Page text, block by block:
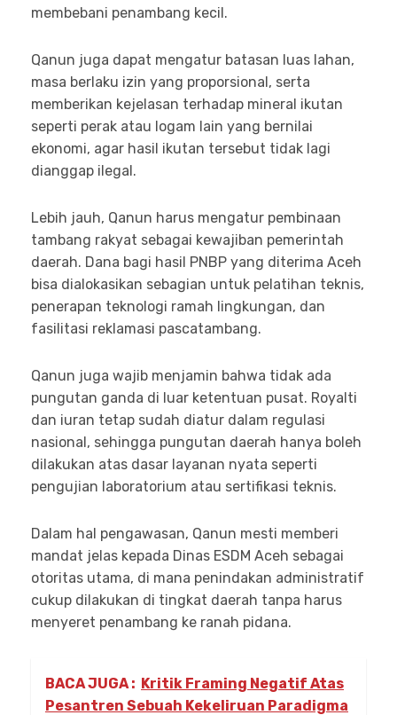
membebani penambang kecil.
Qanun juga dapat mengatur batasan luas lahan,
masa berlaku izin yang proporsional, serta
memberikan kejelasan terhadap mineral ikutan
seperti perak atau logam lain yang bernilai
ekonomi, agar hasil ikutan tersebut tidak lagi
dianggap ilegal.
Lebih jauh, Qanun harus mengatur pembinaan
tambang rakyat sebagai kewajiban pemerintah
daerah. Dana bagi hasil PNBP yang diterima Aceh
bisa dialokasikan sebagian untuk pelatihan teknis,
penerapan teknologi ramah lingkungan, dan
fasilitasi reklamasi pascatambang.
Qanun juga wajib menjamin bahwa tidak ada
pungutan ganda di luar ketentuan pusat. Royalti
dan iuran tetap sudah diatur dalam regulasi
nasional, sehingga pungutan daerah hanya boleh
dilakukan atas dasar layanan nyata seperti
pengujian laboratorium atau sertifikasi teknis.
Dalam hal pengawasan, Qanun mesti memberi
mandat jelas kepada Dinas ESDM Aceh sebagai
otoritas utama, di mana penindakan administratif
cukup dilakukan di tingkat daerah tanpa harus
menyeret penambang ke ranah pidana.
BACA JUGA : Kritik Framing Negatif Atas
Pesantren Sebuah Kekeliruan Paradigma